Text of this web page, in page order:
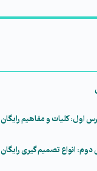
اول: کلیات و مفاهیمرایگان
انواع تصمیم گیریرایگان